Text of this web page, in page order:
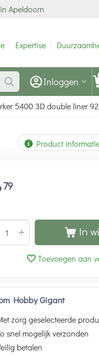
Apeldoorn
Expertise
Inloggen
5400 3D double liner
Product
79
+ In
Toevoegen aan
Hobby Gigant
zorg geselecteerde
snel mogelijk verzonden
betalen